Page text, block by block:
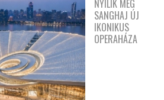
NYÍLIK MEG
SANGHAJ ÚJ
IKONIKUS
OPERAHÁZA